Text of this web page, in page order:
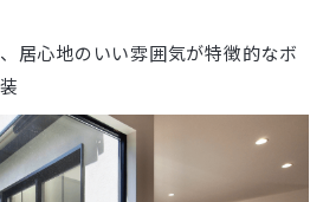
居心地のいい雰囲気が特徴的なボ